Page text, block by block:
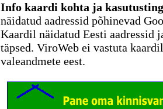
Info kaardi kohta ja
näidatud aadressid põhinevad
Kaardil näidatud Eesti aadressid
täpsed. ViroWeb ei vastuta
valeandmete eest.